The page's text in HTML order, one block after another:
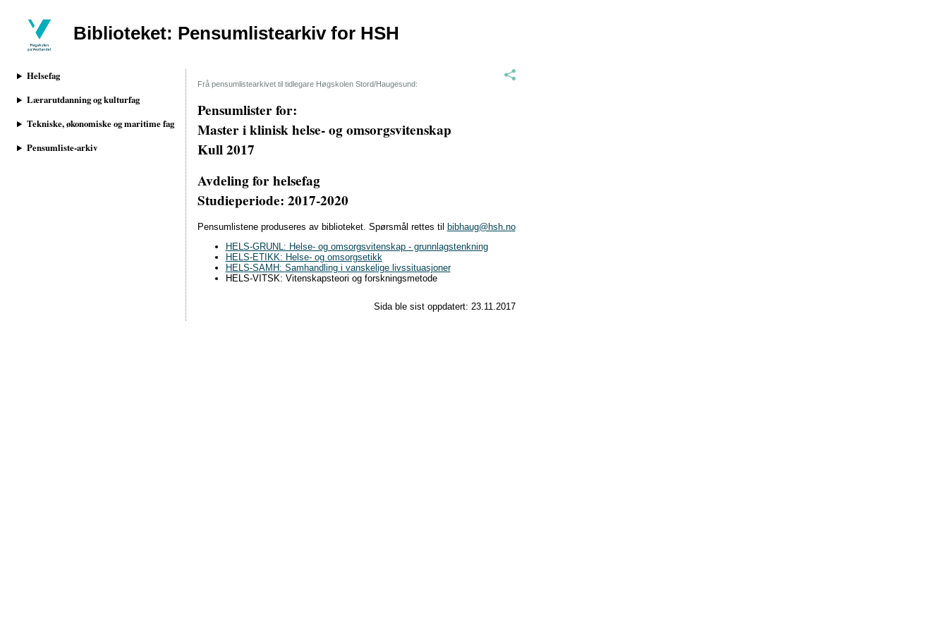
Biblioteket: Pensumlistearkiv for HSH
Helsefag
Lærarutdanning og kulturfag
Tekniske, økonomiske og maritime fag
Pensumliste-arkiv
Frå pensumlistearkivet til tidlegare Høgskolen Stord/Haugesund:
Pensumlister for:
Master i klinisk helse- og omsorgsvitenskap
Kull 2017
Avdeling for helsefag
Studieperiode: 2017-2020
Pensumlistene produseres av biblioteket. Spørsmål rettes til
bibhaug@hsh.no
HELS-GRUNL: Helse- og omsorgsvitenskap - grunnlagstenkning
HELS-ETIKK: Helse- og omsorgsetikk
HELS-SAMH: Samhandling i vanskelige livssituasjoner
HELS-VITSK: Vitenskapsteori og forskningsmetode
Sida ble sist oppdatert: 23.11.2017